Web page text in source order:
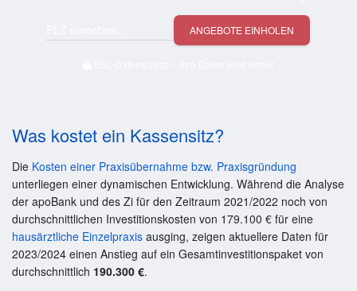
ANGEBOTE EINHOLEN
Was kostet ein Kassensitz?
Die Kosten einer Praxisübernahme bzw. Praxisgründung
unterliegen einer dynamischen Entwicklung. Während die Analyse
der apoBank und des Zi für den Zeitraum 2021/2022 noch von
durchschnittlichen Investitionskosten von 179.100 € für eine
hausärztliche Einzelpraxis ausging, zeigen aktuellere Daten für
2023/2024 einen Anstieg auf ein Gesamtinvestitionspaket von
durchschnittlich 190.300 €.